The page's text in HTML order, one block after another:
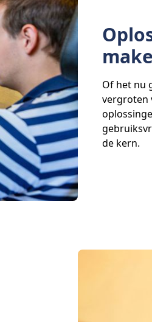
Of het nu
vergroten
de kern.